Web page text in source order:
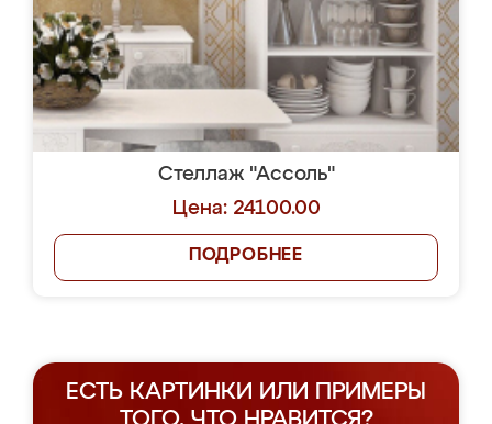
Стеллаж "Ассоль"
Цена: 24100.00
ПОДРОБНЕЕ
ЕСТЬ КАРТИНКИ ИЛИ ПРИМЕРЫ